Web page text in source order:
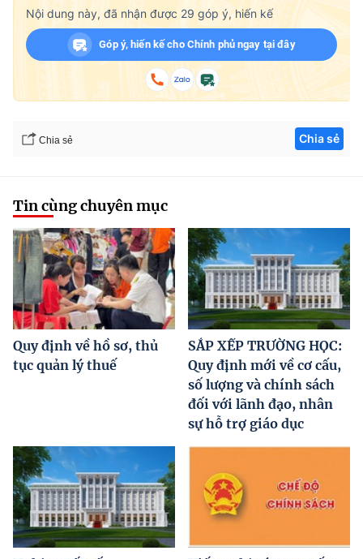
Nội dung này, đã nhận được 29 góp ý, hiến kế
Góp ý, hiến kế cho Chính phủ ngay tại đây
Chia sẻ Chia sẻ
Tin cùng chuyên mục
Quy định về hồ sơ, thủ
tục quản lý thuế
SẮP XẾP TRƯỜNG HỌC:
Quy định mới về cơ cấu,
số lượng và chính sách
đối với lãnh đạo, nhân
sự hỗ trợ giáo dục